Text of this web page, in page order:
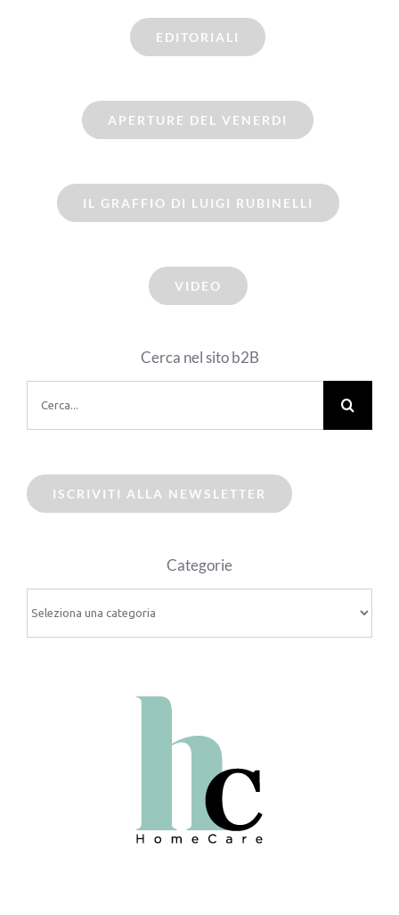
EDITORIALI
APERTURE DEL VENERDI
IL GRAFFIO DI LUIGI RUBINELLI
VIDEO
Cerca nel sito b2B
per:
ISCRIVITI ALLA NEWSLETTER
Categorie